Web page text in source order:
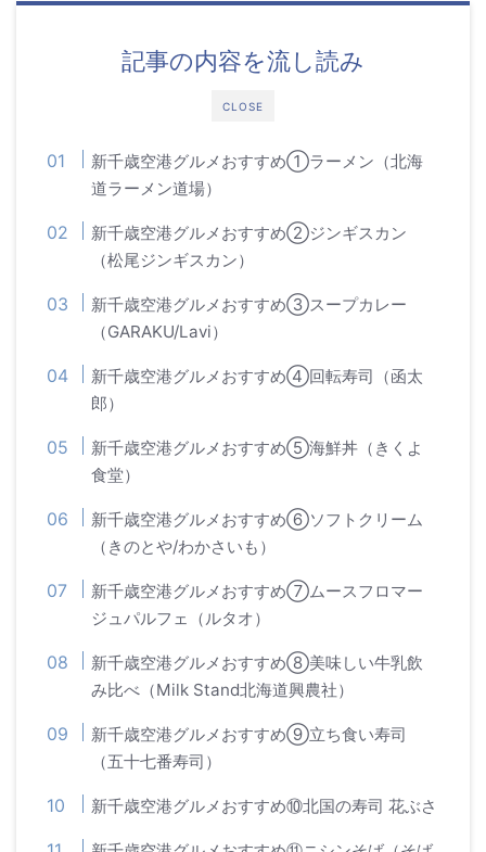
CLOSE
記事の内容を流し読み
新千歳空港グルメおすすめ①ラーメン（北海
道ラーメン道場）
新千歳空港グルメおすすめ②ジンギスカン
（松尾ジンギスカン）
新千歳空港グルメおすすめ③スープカレー
（GARAKU/Lavi）
新千歳空港グルメおすすめ④回転寿司（函太
郎）
新千歳空港グルメおすすめ⑤海鮮丼（きくよ
食堂）
新千歳空港グルメおすすめ⑥ソフトクリーム
（きのとや/わかさいも）
新千歳空港グルメおすすめ⑦ムースフロマー
ジュパルフェ（ルタオ）
新千歳空港グルメおすすめ⑧美味しい牛乳飲
み比べ（Milk Stand北海道興農社）
新千歳空港グルメおすすめ⑨立ち食い寿司
（五十七番寿司）
新千歳空港グルメおすすめ⑩北国の寿司 花ぶさ